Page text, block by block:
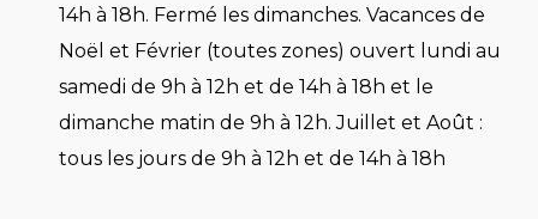
14h à 18h. Fermé les dimanches. Vacances de
Noël et Février (toutes zones) ouvert lundi au
samedi de 9h à 12h et de 14h à 18h et le
dimanche matin de 9h à 12h. Juillet et Août :
tous les jours de 9h à 12h et de 14h à 18h